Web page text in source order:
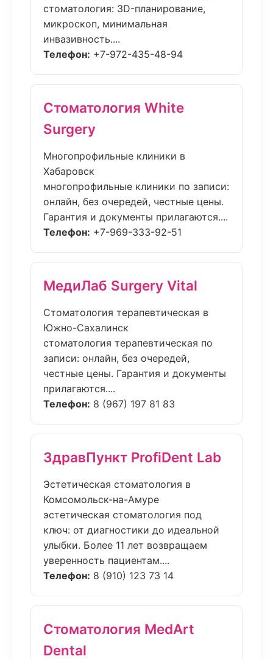
стоматология: 3D-планирование,
микроскоп, минимальная
инвазивность....
Телефон: +7-972-435-48-94
Стоматология White
Surgery
Многопрофильные клиники в
Хабаровск
многопрофильные клиники по записи:
онлайн, без очередей, честные цены.
Гарантия и документы прилагаются....
Телефон: +7-969-333-92-51
МедиЛаб Surgery Vital
Стоматология терапевтическая в
Южно-Сахалинск
стоматология терапевтическая по
записи: онлайн, без очередей,
честные цены. Гарантия и документы
прилагаются....
Телефон: 8 (967) 197 81 83
ЗдравПункт ProfiDent Lab
Эстетическая стоматология в
Комсомольск-на-Амуре
эстетическая стоматология под
ключ: от диагностики до идеальной
улыбки. Более 11 лет возвращаем
уверенность пациентам....
Телефон: 8 (910) 123 73 14
Стоматология MedArt
Dental